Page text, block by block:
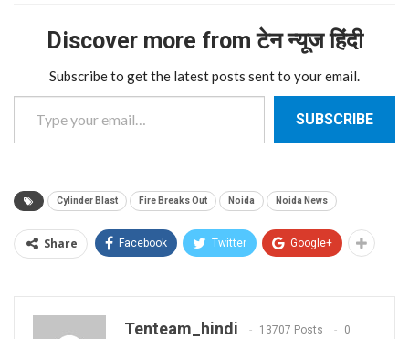
Discover more from टेन न्यूज हिंदी
Subscribe to get the latest posts sent to your email.
Type your email…
SUBSCRIBE
Cylinder Blast Fire Breaks Out Noida Noida News
Share Facebook Twitter Google+
Tenteam_hindi 13707 Posts 0